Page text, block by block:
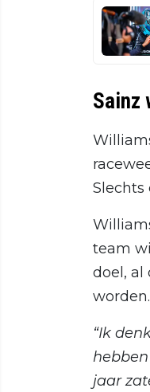
Sainz
Slechts
team
doel, al
worden.
“Ik
jaar